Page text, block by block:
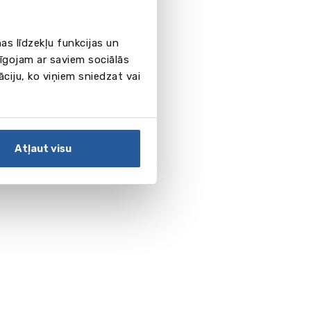
līdzekļu funkcijas un
ar saviem sociālās
ko viņiem sniedzat vai
Atļaut visu